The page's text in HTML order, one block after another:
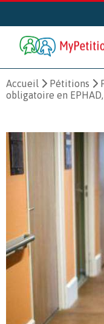
Accueil Pétitions
obligatoire en EPHAD,